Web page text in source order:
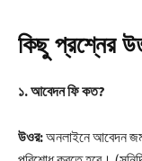
কিছু প্রশ্নের
১. আবেদন ফি কত?
উওর:অনলাইনে আবেদন